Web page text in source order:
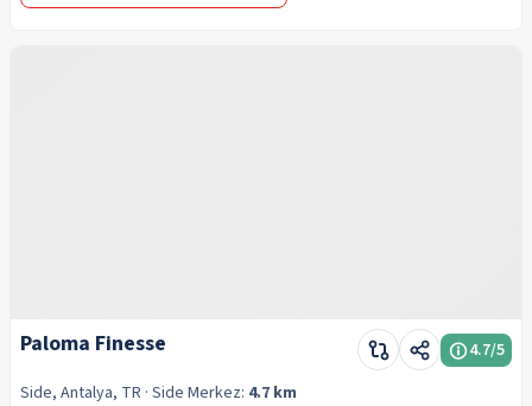
Paloma Finesse 4.7/5
Side, Antalya, TR · Side Merkez: 4.7 km